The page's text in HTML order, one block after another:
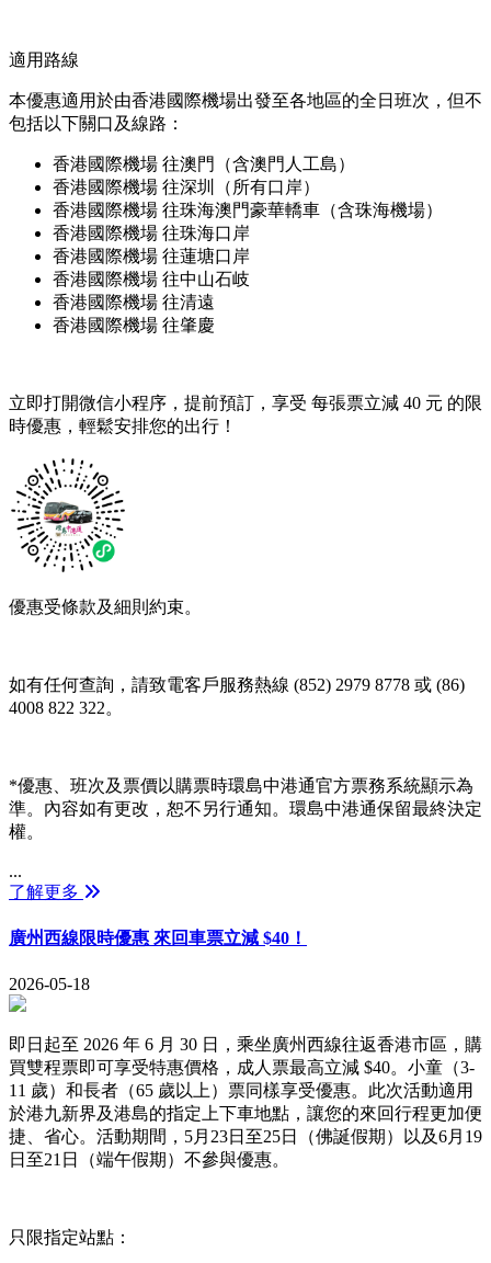
適用路線
本優惠適用於由香港國際機場出發至各地區的全日班次，但不
包括以下關口及線路：
香港國際機場 往澳門（含澳門人工島）
香港國際機場 往深圳（所有口岸）
香港國際機場 往珠海澳門豪華轎車（含珠海機場）
香港國際機場 往珠海口岸
香港國際機場 往蓮塘口岸
香港國際機場 往中山石岐
香港國際機場 往清遠
香港國際機場 往肇慶
立即打開微信小程序，提前預訂，享受 每張票立減 40 元 的限
時優惠，輕鬆安排您的出行！
優惠受條款及細則約束。
如有任何查詢，請致電客戶服務熱線 (852) 2979 8778 或 (86)
4008 822 322。
*優惠、班次及票價以購票時環島中港通官方票務系統顯示為
準。內容如有更改，恕不另行通知。環島中港通保留最終決定
權。
...
了解更多
廣州西線限時優惠 來回車票立減 $40！
2026-05-18
即日起至 2026 年 6 月 30 日，乘坐廣州西線往返香港市區，購
買雙程票即可享受特惠價格，成人票最高立減 $40。小童（3-
11 歲）和長者（65 歲以上）票同樣享受優惠。此次活動適用
於港九新界及港島的指定上下車地點，讓您的來回行程更加便
捷、省心。活動期間，5月23日至25日（佛誕假期）以及6月19
日至21日（端午假期）不參與優惠。
只限指定站點：